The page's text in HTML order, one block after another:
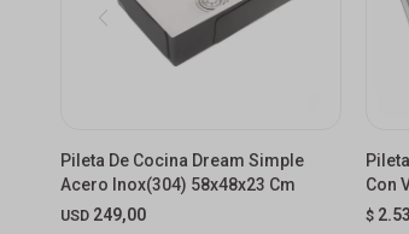
Pileta De Cocina Dream Simple
Acero Inox(304) 58x48x23 Cm
USD 249,00
Con
$